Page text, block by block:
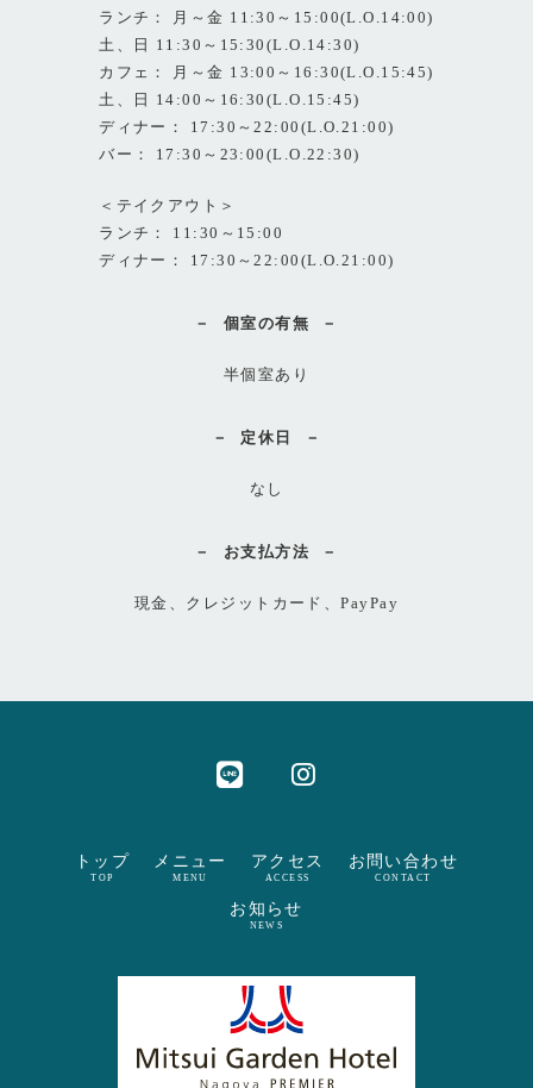
ランチ： 月～金 11:30～15:00(L.O.14:00)
土、日 11:30～15:30(L.O.14:30)
カフェ： 月～金 13:00～16:30(L.O.15:45)
土、日 14:00～16:30(L.O.15:45)
ディナー： 17:30～22:00(L.O.21:00)
バー： 17:30～23:00(L.O.22:30)
＜テイクアウト＞
ランチ： 11:30～15:00
ディナー： 17:30～22:00(L.O.21:00)
個室の有無
半個室あり
定休日
なし
お支払方法
現金、クレジットカード、PayPay
トップ
TOP
メニュー
MENU
アクセス
ACCESS
お問い合わせ
CONTACT
お知らせ
NEWS